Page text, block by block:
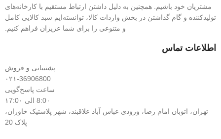
مشتریان خود باشیم. همچنین به دلیل داشتن ارتباط مستقیم با کارخانه‌های
تولیدکننده و گام گذاشتن در بخش واردات کالا، توانسته‌ایم سبد کالایی کامل
و متنوعی را برای شما عزیزان فراهم کنیم.
اطلاعات تماس
پشتیبانی و فروش
۰۲۱-36906800
ساعت پاسخ‌گویی
8:0۰ الی ۱7:0۰
تهران، اتوبان امام رضا، ورودی عباس آباد علاقبند، شهر پلاستیک خاوران،
پلاک 20